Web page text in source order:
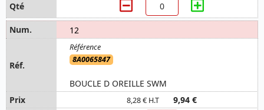
12
8A0065847
BOUCLE D OREILLE SWM
8,28 € H.T 9,94 €